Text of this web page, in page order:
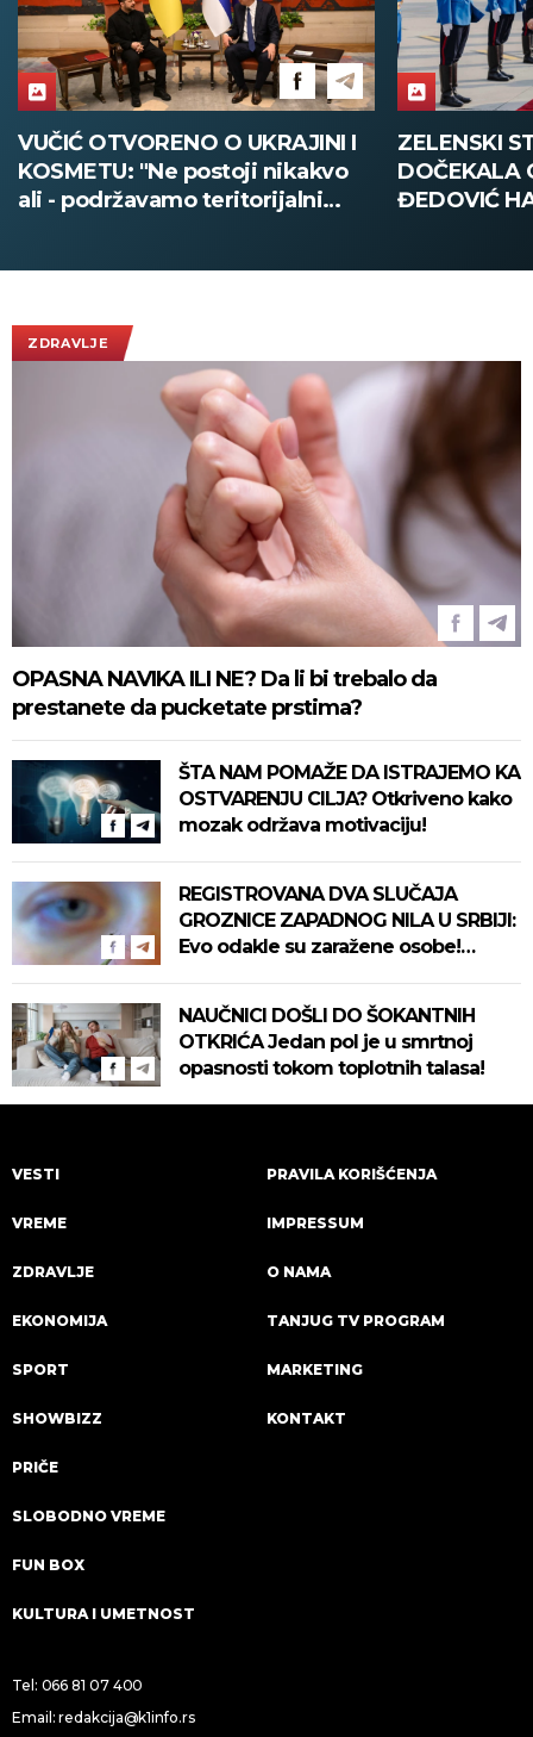
ZELENSKI STIGAO U BEOGRAD,
DOČEKALA GA MINISTARKA
ĐEDOVIĆ HANDANOVIĆ:
VELIKA
pola tone
ZDRAVLJE
OPASNA NAVIKA ILI NE? Da li bi trebalo da
prestanete da pucketate prstima?
ŠTA NAM POMAŽE DA ISTRAJEMO KA
OSTVARENJU CILJA? Otkriveno kako
mozak održava motivaciju!
REGISTROVANA DVA SLUČAJA
GROZNICE ZAPADNOG NILA U SRBIJI:
Evo odakle su zaražene osobe!
NAUČNICI DOŠLI DO ŠOKANTNIH
OTKRIĆA Jedan pol je u smrtnoj
opasnosti tokom toplotnih talasa!
VESTI
VREME
ZDRAVLJE
EKONOMIJA
SPORT
SHOWBIZZ
PRIČE
SLOBODNO VREME
FUN BOX
KULTURA I UMETNOST
PRAVILA KORIŠĆENJA
IMPRESSUM
O NAMA
TANJUG TV PROGRAM
MARKETING
KONTAKT
Tel: 066 81 07 400
Email:redakcija@k1info.rs